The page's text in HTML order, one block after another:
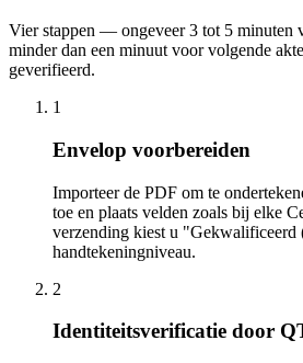
Vier stappen — ongeveer 3 tot 5 minuten
minder dan een minuut voor volgende
geverifieerd.
1
Envelop voorbereiden
Importeer de PDF om te
toe en plaats velden zoals bij elke
verzending kiest u "Gekwalificeerd
handtekeningniveau.
2
Identiteitsverificatie door